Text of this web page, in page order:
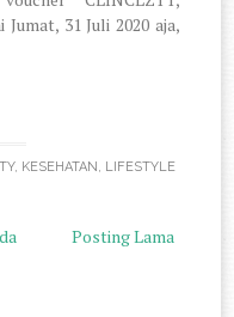
31 Juli 2020 aja,
, KESEHATAN, LIFESTYLE
Posting Lama